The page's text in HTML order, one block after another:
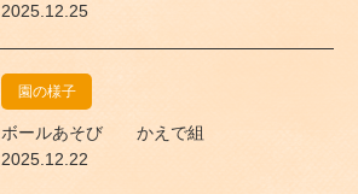
2025.12.25
園の様子
ボールあそび かえで組
2025.12.22